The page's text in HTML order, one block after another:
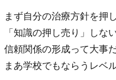
まず自分の治療方針を押
「知識の押し売り」しな
信頼関係の形成って大事だ
まあ学校でもならうレベ